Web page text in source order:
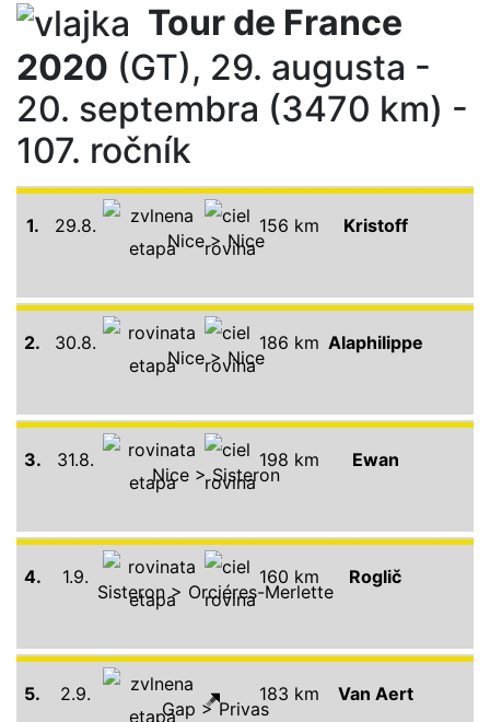
Tour de France
2020 (GT), 29. augusta -
20. septembra (3470 km) -
107. ročník
1. 29.8.
Nice > Nice
156 km Kristoff
2. 30.8.
Nice > Nice
186 km Alaphilippe
3. 31.8.
Nice > Sisteron
198 km Ewan
4. 1.9.
Sisteron > Orciéres-Merlette
160 km Roglič
5. 2.9.
Gap > Privas
183 km Van Aert